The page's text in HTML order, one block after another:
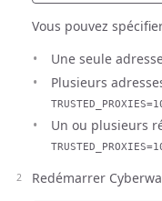
Vous pouvez
Une seule
Plusieurs
Un ou plusieurs
Redémarrer